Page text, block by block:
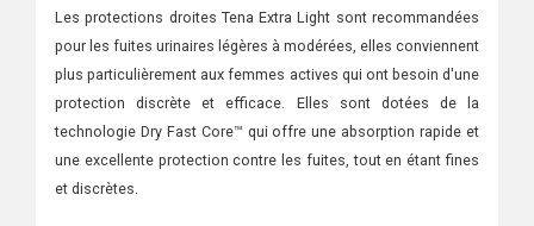
Les protections droites Tena Extra Light sont recommandées
pour les fuites urinaires légères à modérées, elles conviennent
plus particulièrement aux femmes actives qui ont besoin d'une
protection discrète et efficace. Elles sont dotées de la
technologie Dry Fast Core™ qui offre une absorption rapide et
une excellente protection contre les fuites, tout en étant fines
et discrètes.